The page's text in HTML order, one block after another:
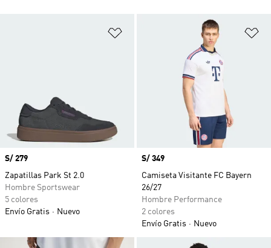
Añadir a la lista de deseos
Precio
S/ 279
Zapatillas Park St 2.0
Hombre Sportswear
5 colores
Envío Gratis
Nuevo
Precio
S/ 349
Camiseta Visitante FC Bayern
26/27
Hombre Performance
2 colores
Envío Gratis
Nuevo